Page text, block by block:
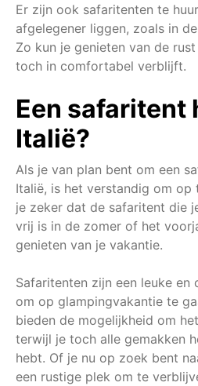
Er zijn ook safaritenten te
afgelegener liggen, zoals in
Zo kun je genieten van de
toch in comfortabel verblijft.
Een safaritent
Italië?
Als je van plan bent om een
Italië, is het verstandig om
je zeker dat de safaritent die
vrij is in de zomer of het
genieten van je vakantie.
Safaritenten zijn een leuke
om op glampingvakantie te
bieden de mogelijkheid om
terwijl je toch alle gemakken
hebt. Of je nu op zoek bent
een rustige plek om te